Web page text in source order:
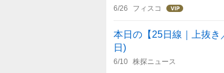
6/26 フィスコ
本日の【25日線｜上抜
日)
6/10 株探ニュース